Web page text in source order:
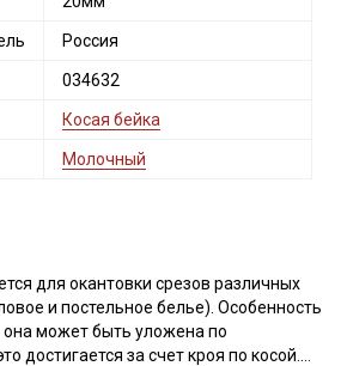
Россия
034632
Косая бейка
Молочный
для окантовки срезов различных
и постельное белье). Особенность
она может быть уложена по
достигается за счет кроя по косой.
от Купава
здесь дополнительные
скидки до 30% на узкие
тканей